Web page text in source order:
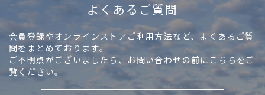
よくあるご質問
会員登録やオンラインストアご利用方法など、よくあるご質
問をまとめております。
ご不明点がございましたら、お問い合わせの前にこちらをご
覧ください。